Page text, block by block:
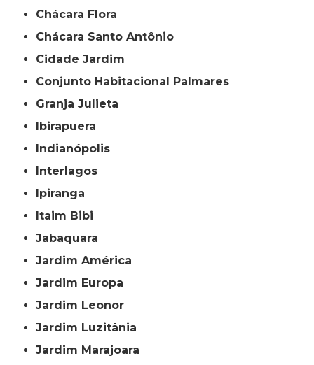
Chácara Flora
Chácara Santo Antônio
Cidade Jardim
Conjunto Habitacional Palmares
Granja Julieta
Ibirapuera
Indianópolis
Interlagos
Ipiranga
Itaim Bibi
Jabaquara
Jardim América
Jardim Europa
Jardim Leonor
Jardim Luzitânia
Jardim Marajoara